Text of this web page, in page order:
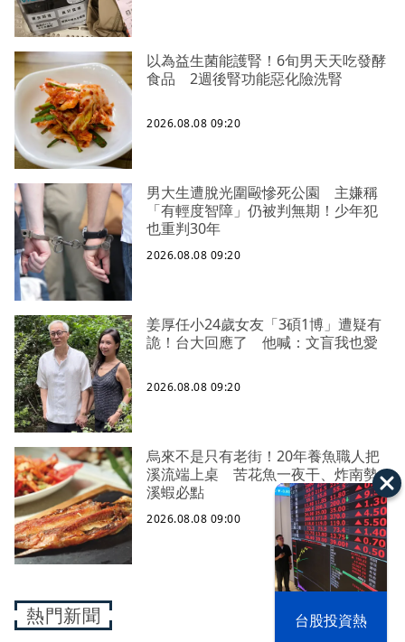
台股投資熱
以為益生菌能護腎！6旬男天天吃發酵
食品 2週後腎功能惡化險洗腎
2026.08.08 09:20
男大生遭脫光圍毆慘死公園 主嫌稱
「有輕度智障」仍被判無期！少年犯
也重判30年
2026.08.08 09:20
姜厚任小24歲女友「3碩1博」遭疑有
詭！台大回應了 他喊：文盲我也愛
2026.08.08 09:20
烏來不是只有老街！20年養魚職人把
溪流端上桌 苦花魚一夜干、炸南勢
溪蝦必點
2026.08.08 09:00
熱門新聞